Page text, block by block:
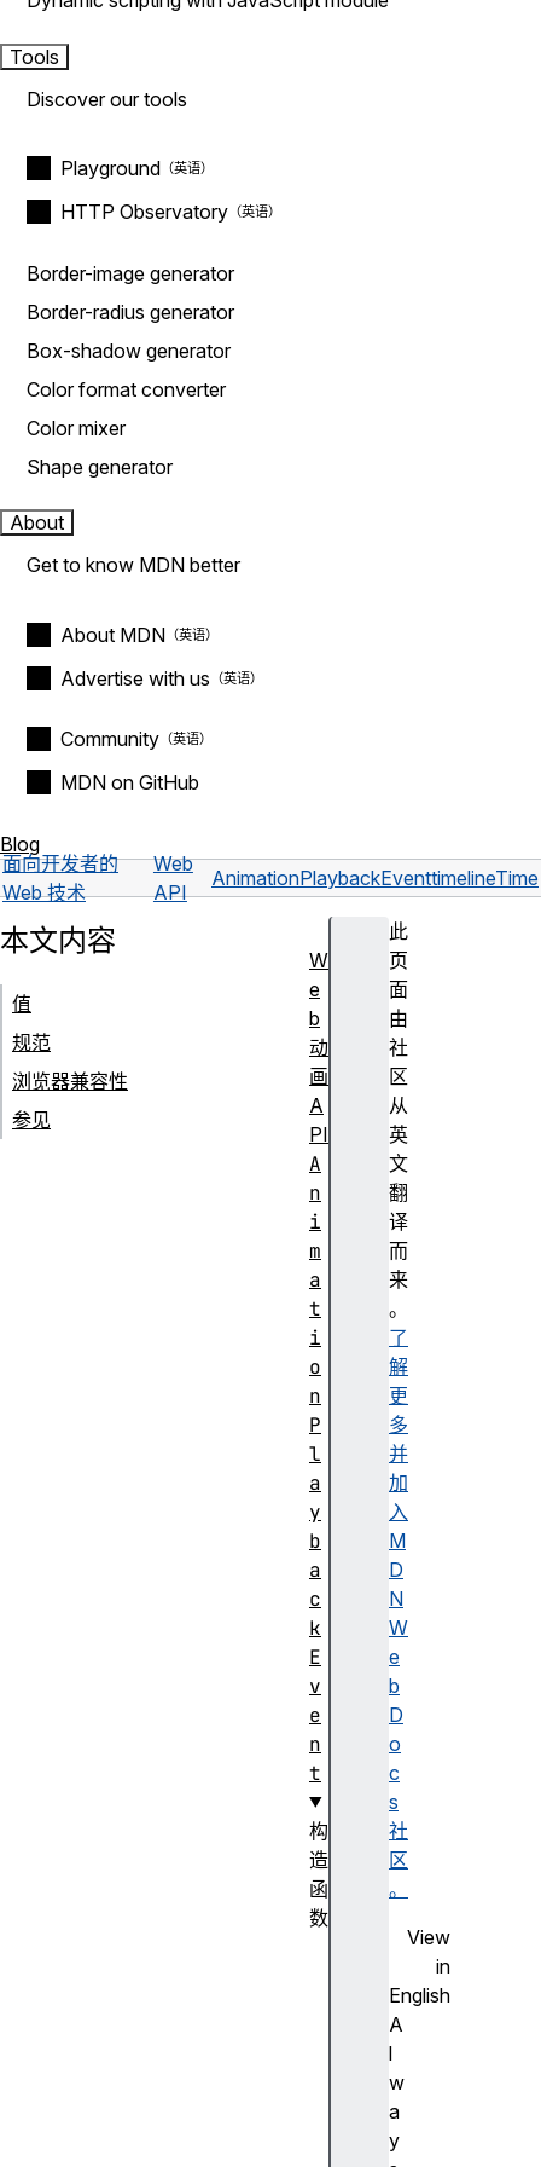
Tools
Discover our tools
Playground
HTTP Observatory
Border-image generator
Border-radius generator
Box-shadow generator
Color format converter
Color mixer
Shape generator
About
Get to know MDN better
About MDN
Advertise with us
Community
MDN on GitHub
Blog
面向开发者的
Web 技术
Web
API
AnimationPlaybackEventtimelineTime
此
页
面
由
社
区
从
英
文
翻
译
而
来
。
了
解
更
多
并
加
入
M
D
N
W
e
b
D
o
c
s
社
区
。
View
in
English
A
l
w
a
y
本文内容
值
规范
浏览器兼容性
参见
W
e
b
动
画
A
PI
A
n
i
m
a
t
i
o
n
P
l
a
y
b
a
c
k
E
v
e
n
t
构
造
函
数